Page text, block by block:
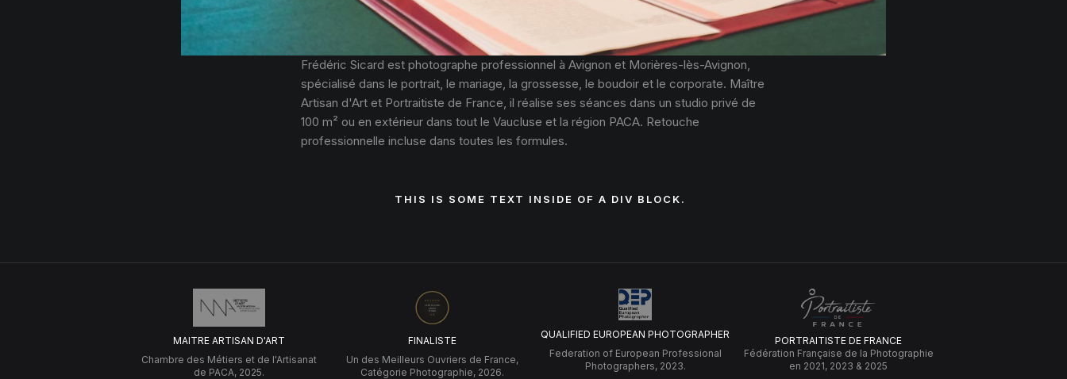
Frédéric Sicard est photographe professionnel à Avignon et Morières-lès-Avignon,
spécialisé dans le portrait, le mariage, la grossesse, le boudoir et le corporate. Maître
Artisan d'Art et Portraitiste de France, il réalise ses séances dans un studio privé de
100 m² ou en extérieur dans tout le Vaucluse et la région PACA. Retouche
professionnelle incluse dans toutes les formules.
THIS IS SOME TEXT INSIDE OF A DIV BLOCK.
MAITRE ARTISAN D'ART
Chambre des Métiers et de l'Artisanat
de PACA, 2025.
FINALISTE
Un des Meilleurs Ouvriers de France,
Catégorie Photographie, 2026.
QUALIFIED EUROPEAN PHOTOGRAPHER
Federation of European Professional
Photographers, 2023.
PORTRAITISTE DE FRANCE
Fédération Française de la Photographie
en 2021, 2023 & 2025